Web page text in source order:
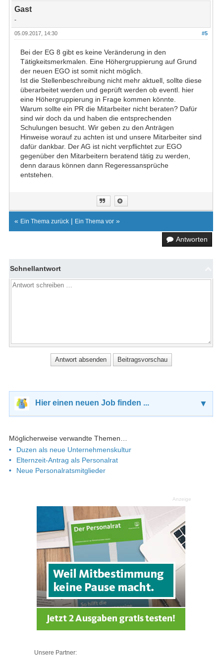
Gast
-
#5
05.09.2017, 14:30
Bei der EG 8 gibt es keine Veränderung in den
Tätigkeitsmerkmalen. Eine Höhergruppierung auf Grund
der neuen EGO ist somit nicht möglich.
Ist die Stellenbeschreibung nicht mehr aktuell, sollte diese
überarbeitet werden und geprüft werden ob eventl. hier
eine Höhergruppierung in Frage kommen könnte.
Warum sollte ein PR die Mitarbeiter nicht beraten? Dafür
sind wir doch da und haben die entsprechenden
Schulungen besucht. Wir geben zu den Anträgen
Hinweise worauf zu achten ist und unsere Mitarbeiter sind
dafür dankbar. Der AG ist nicht verpflichtet zur EGO
gegenüber den Mitarbeitern beratend tätig zu werden,
denn daraus können dann Regeressansprüche
entstehen.
« Ein Thema zurück| Ein Thema vor»
Antworten
Schnellantwort
Hier einen neuen Job finden ... ▼
Möglicherweise verwandte Themen…
Duzen als neue Unternehmenskultur
Elternzeit-Antrag als Personalrat
Neue Personalratsmitglieder
Anzeige
Unsere Partner: